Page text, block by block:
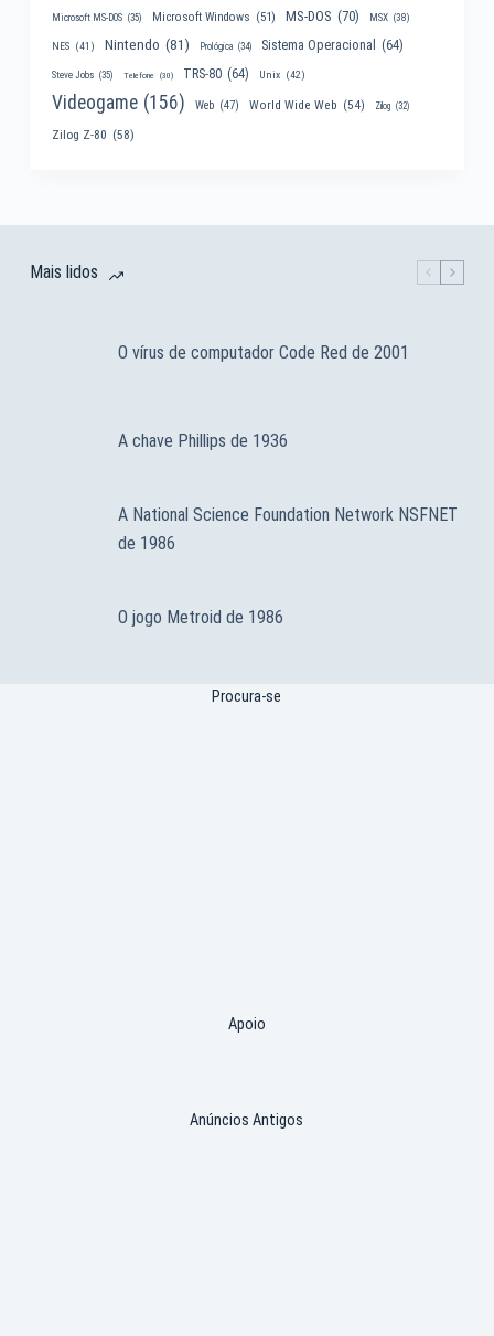
Microsoft MS-DOS (35) Microsoft Windows (51) MS-DOS (70) MSX (38)
NES (41) Nintendo (81) Prológica (34) Sistema Operacional (64)
Steve Jobs (35) Telefone (30) TRS-80 (64) Unix (42)
Videogame (156) Web (47) World Wide Web (54) Zilog (32)
Zilog Z-80 (58)
Mais lidos
O vírus de computador Code Red de 2001
A chave Phillips de 1936
A National Science Foundation Network NSFNET
de 1986
O jogo Metroid de 1986
Procura-se
Apoio
Anúncios Antigos